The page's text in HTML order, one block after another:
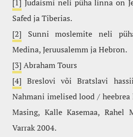
[1] Judaismi neli püha linna on
Safed ja Tiberias.
[2] Sunni moslemite neli
Medina, Jeruusalemm ja Hebron.
[3] Abraham Tours
[4] Breslovi või Bratslavi
Nahmani imelised lood /
Masing, Kalle Kasemaa, Rahel
Varrak 2004.